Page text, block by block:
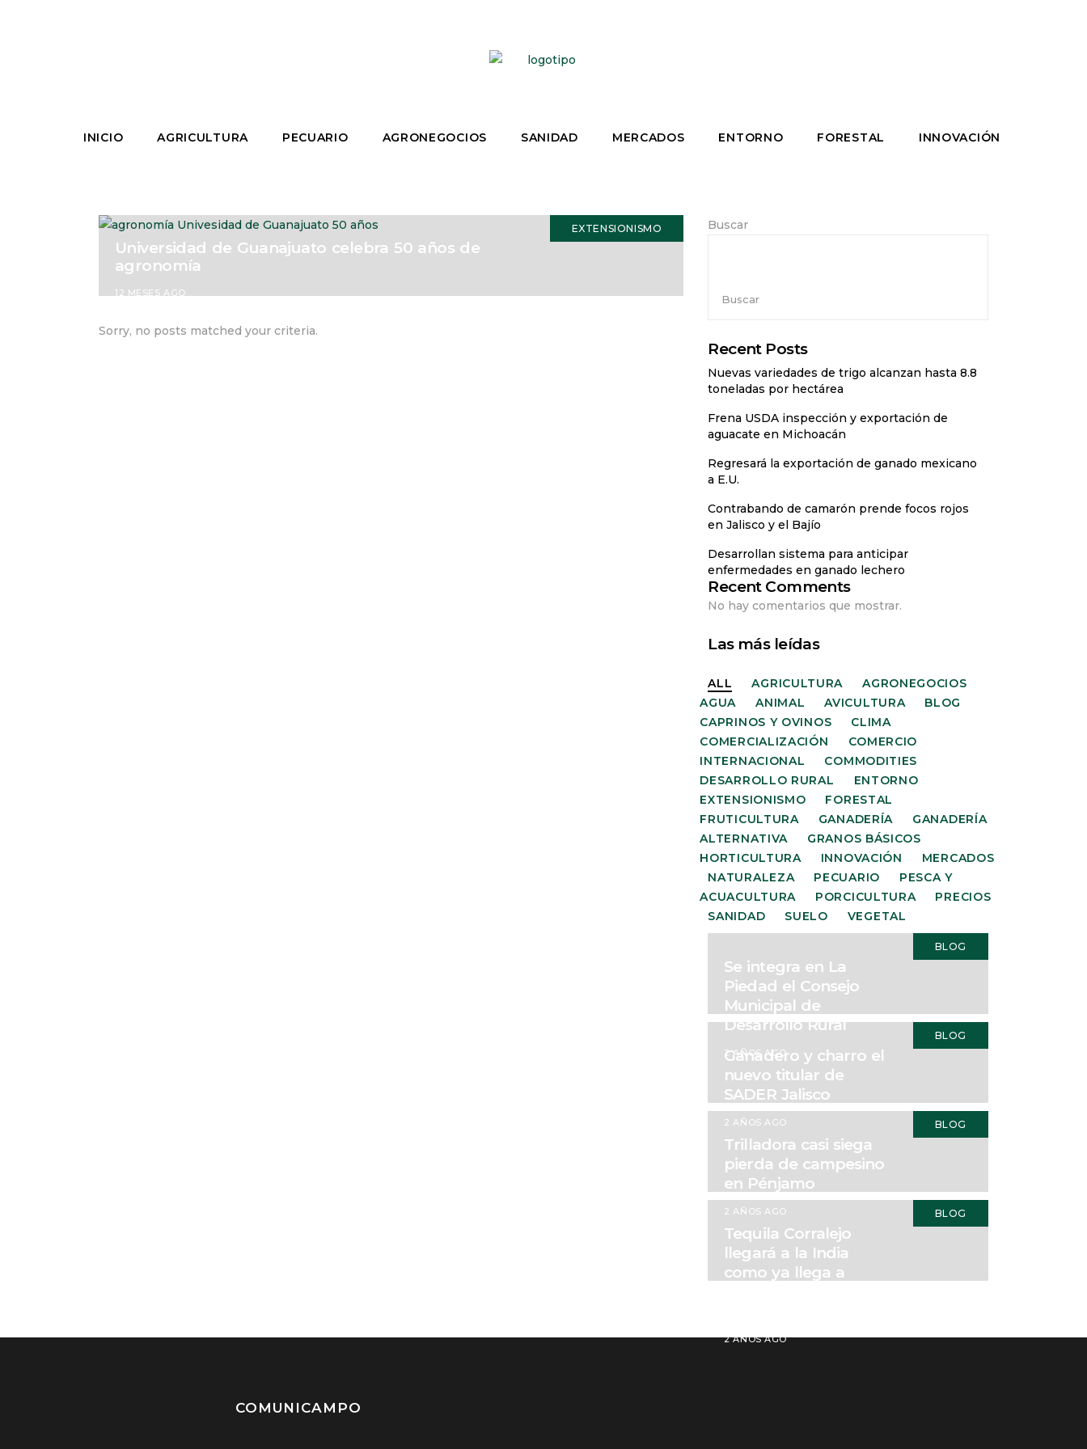
INICIO AGRICULTURA PECUARIO AGRONEGOCIOS SANIDAD MERCADOS ENTORNO FORESTAL INNOVACIÓN
EXTENSIONISMO
Universidad de Guanajuato celebra 50 años de
agronomía
12 MESES AGO
Sorry, no posts matched your criteria.
Buscar
Buscar
Recent Posts
Nuevas variedades de trigo alcanzan hasta 8.8
toneladas por hectárea
Frena USDA inspección y exportación de
aguacate en Michoacán
Regresará la exportación de ganado mexicano
a E.U.
Contrabando de camarón prende focos rojos
en Jalisco y el Bajío
Desarrollan sistema para anticipar
enfermedades en ganado lechero
Recent Comments
No hay comentarios que mostrar.
Las más leídas
ALL AGRICULTURA
AGRONEGOCIOS
AGUA
ANIMAL AVICULTURA
BLOG
CAPRINOS Y OVINOS
CLIMA
COMERCIALIZACIÓN
COMERCIO
INTERNACIONAL
COMMODITIES
DESARROLLO RURAL
ENTORNO
EXTENSIONISMO
FORESTAL
FRUTICULTURA
GANADERÍA
GANADERÍA
ALTERNATIVA
GRANOS BÁSICOS
HORTICULTURA
INNOVACIÓN
MERCADOS
NATURALEZA
PECUARIO
PESCA Y
ACUACULTURA
PORCICULTURA
PRECIOS
SANIDAD
SUELO VEGETAL
BLOG
Se integra en La
Piedad el Consejo
Municipal de
Desarrollo Rural
2 AÑOS AGO
BLOG
Ganadero y charro el
nuevo titular de
SADER Jalisco
2 AÑOS AGO BLOG
Trilladora casi siega
pierda de campesino
en Pénjamo
2 AÑOS AGO BLOG
Tequila Corralejo
llegará a la India
como ya llega a
2 AÑOS AGO
COMUNICAMPO